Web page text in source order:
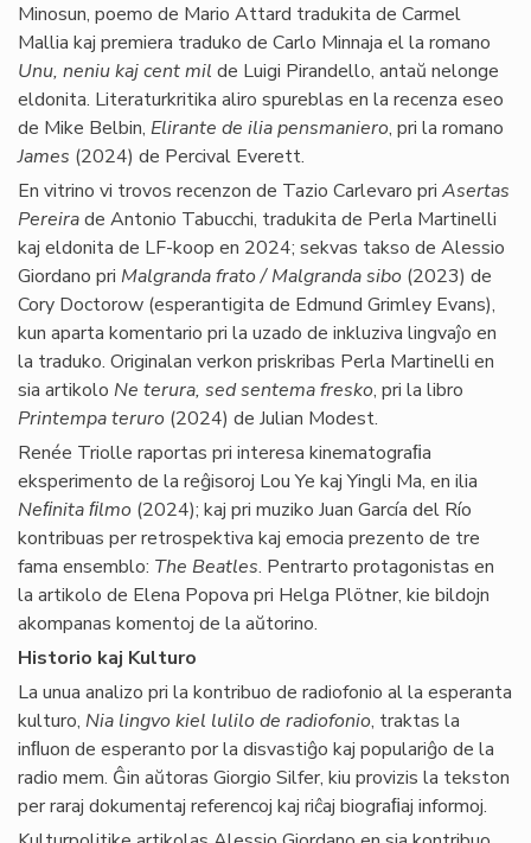
Minosun, poemo de Mario Attard tradukita de Carmel
Mallia kaj premiera traduko de Carlo Minnaja el la romano
Unu, neniu kaj cent mil de Luigi Pirandello, antaŭ nelonge
eldonita. Literaturkritika aliro spureblas en la recenza eseo
de Mike Belbin, Elirante de ilia pensmaniero, pri la romano
James (2024) de Percival Everett.
En vitrino vi trovos recenzon de Tazio Carlevaro pri Asertas
Pereirade Antonio Tabucchi, tradukita de Perla Martinelli
kaj eldonita de LF-koop en 2024; sekvas takso de Alessio
Giordano pri Malgranda frato / Malgranda sibo (2023) de
Cory Doctorow (esperantigita de Edmund Grimley Evans),
kun aparta komentario pri la uzado de inkluziva lingvaĵo en
la traduko. Originalan verkon priskribas Perla Martinelli en
sia artikolo Ne terura, sed sentema fresko, pri la libro
Printempa teruro (2024) de Julian Modest.
Renée Triolle raportas pri interesa kinematograﬁa
eksperimento de la reĝisoroj Lou Ye kaj Yingli Ma, en ilia
Neﬁnita ﬁlmo (2024); kaj pri muziko Juan García del Río
kontribuas per retrospektiva kaj emocia prezento de tre
fama ensemblo: The Beatles. Pentrarto protagonistas en
la artikolo de Elena Popova pri Helga Plötner, kie bildojn
akompanas komentoj de la aŭtorino.
Historio kaj Kulturo
La unua analizo pri la kontribuo de radiofonio al la esperanta
kulturo, Nia lingvo kiel lulilo de radiofonio, traktas la
inﬂuon de esperanto por la disvastiĝo kaj populariĝo de la
radio mem. Ĝin aŭtoras Giorgio Silfer, kiu provizis la tekston
per raraj dokumentaj referencoj kaj riĉaj biograﬁaj informoj.